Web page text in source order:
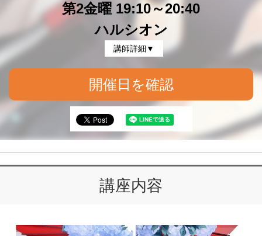
第2金曜 19:10～20:40
ハルシオン
講師詳細▼
開催日を確認
講座内容